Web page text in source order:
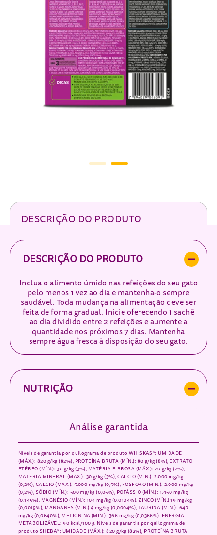
DESCRIÇÃO DO PRODUTO
DESCRIÇÃO DO PRODUTO
Inclua o alimento úmido nas refeições do seu gato
pelo menos 1 vez ao dia e mantenha-o sempre
saudável. Toda mudança na alimentação deve ser
feita de forma gradual. Inicie oferecendo 1 sachê
ao dia dividido entre 2 refeições e aumente a
quantidade nos próximos 7 dias. Mantenha
sempre água fresca à disposição do seu gato.
NUTRIÇÃO
Análise garantida
Níveis de garantia por quilograma de produto WHISKAS®: UMIDADE
(MÁX.): 820 g/kg (82%), PROTEÍNA BRUTA (MÍN.): 80 g/kg (8%), EXTRATO
ETÉREO (MÍN.): 30 g/kg (3%), MATÉRIA FIBROSA (MÁX.): 20 g/kg (2%),
MATÉRIA MINERAL (MÁX.): 30 g/kg (3%), CÁLCIO (MÍN.): 2.000 mg/kg
(0,2%), CÁLCIO (MÁX.): 5.000 mg/kg (0,5%), FÓSFORO (MÍN.): 2.000 mg/kg
(0,2%), SÓDIO (MÍN.): 500 mg/kg (0,05%), POTÁSSIO (MÍN.): 1.450 mg/kg
(0,145%), MAGNÉSIO (MÍN.): 104 mg/kg (0,0104%), ZINCO (MÍN.) 19 mg/kg
(0,0019%), MANGANÊS (MÍN.) 4 mg/kg (0,0004%), TAURINA (MÍN.): 640
mg/kg (0,0640%), METIONINA (MÍN.): 366 mg/kg (0,0366%). ENERGIA
METABOLIZÁVEL: 90 kcal/100 g. Níveis de garantia por quilograma de
produto SHEBA®: UMIDADE (MÁX.): 820 g/kg (82%), PROTEÍNA BRUTA